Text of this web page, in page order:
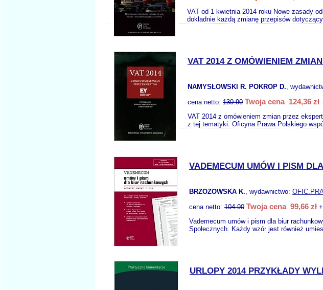
VAT od 1 kwietnia 2014 roku Nowe zasady
dokładnie każdą zmianę przepisów
VAT 2014 Z OMÓWIENIEM
NAMYSŁOWSKI R. POKROP D.,
cena netto: 130.90 Twoja cena 124,36 zł
VAT 2014 z omówieniem zmian przez
z tej tematyki. Oficyna Prawa Polskiego
VADEMECUM UMÓW I PISM
BRZOZOWSKA K., wydawnictwo:
cena netto: 104.90 Twoja cena 99,66 zł
Vademecum umów i pism dla biur
Społecznych. Każdy wzór jest również
URLOPY 2014 PRZYKŁADY